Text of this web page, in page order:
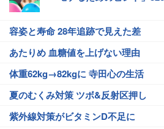
容姿と寿命 28年追跡で見えた差
あたりめ 血糖値を上げない理由
体重62kg→82kgに 寺田心の生活
夏のむくみ対策 ツボ&反射区押し
紫外線対策がビタミンD不足に